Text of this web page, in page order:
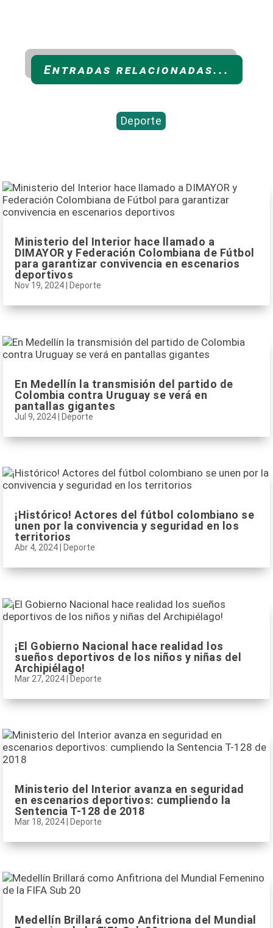
Entradas relacionadas...
Deporte
Ministerio del Interior hace llamado a
DIMAYOR y Federación Colombiana de Fútbol
para garantizar convivencia en escenarios
deportivos
Nov 19, 2024 Deporte
En Medellín la transmisión del partido de
Colombia contra Uruguay se verá en
pantallas gigantes
Jul 9, 2024 Deporte
¡Histórico! Actores del fútbol colombiano se
unen por la convivencia y seguridad en los
territorios
Abr 4, 2024 Deporte
¡El Gobierno Nacional hace realidad los
sueños deportivos de los niños y niñas del
Archipiélago!
Mar 27, 2024| Deporte
Ministerio del Interior avanza en seguridad
en escenarios deportivos: cumpliendo la
Sentencia T-128 de 2018
Mar 18, 2024 Deporte
Medellín Brillará como Anfitriona del Mundial